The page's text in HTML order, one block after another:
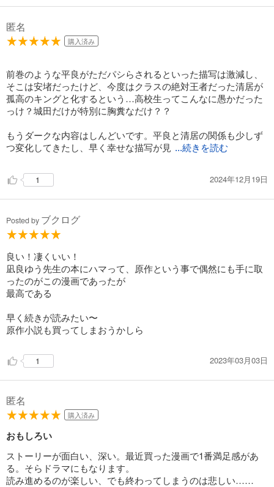
匿名
購入済み
前巻のような平良がただパシらされるといった描写は激減し、
そこは安堵だったけど、今度はクラスの絶対王者だった清居が
孤高のキングと化するという…高校生ってこんなに愚かだった
っけ？城田だけが特別に胸糞なだけ？？
もうダークな内容はしんどいです。平良と清居の関係も少しず
つ変化してきたし、早く幸せな描写が見 ...続きを読む
1 2024年12月19日
Posted by ブクログ
良い！凄くいい！
凪良ゆう先生の本にハマって、原作という事で偶然にも手に取
ったのがこの漫画であったが
最高である
早く続きが読みたい〜
原作小説も買ってしまおうかしら
1 2023年03月03日
匿名
購入済み
おもしろい
ストーリーが面白い、深い。最近買った漫画で1番満足感があ
る。そらドラマにもなります。
読み進めるのが楽しい、でも終わってしまうのは悲しい……